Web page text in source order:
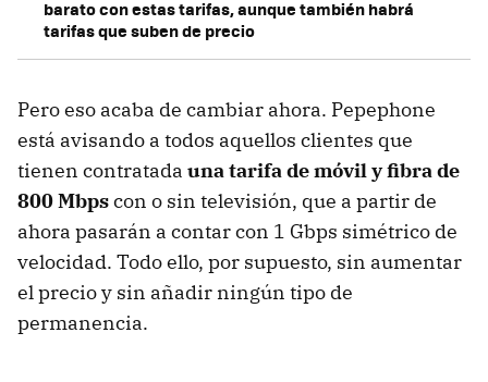
barato con estas tarifas, aunque también habrá
tarifas que suben de precio
Pero eso acaba de cambiar ahora. Pepephone
está avisando a todos aquellos clientes que
tienen contratada una tarifa de móvil y fibra de
800 Mbpscon o sin televisión, que a partir de
ahora pasarán a contar con 1 Gbps simétrico de
velocidad. Todo ello, por supuesto, sin aumentar
el precio y sin añadir ningún tipo de
permanencia.